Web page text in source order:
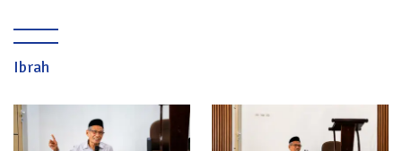
Ibrah